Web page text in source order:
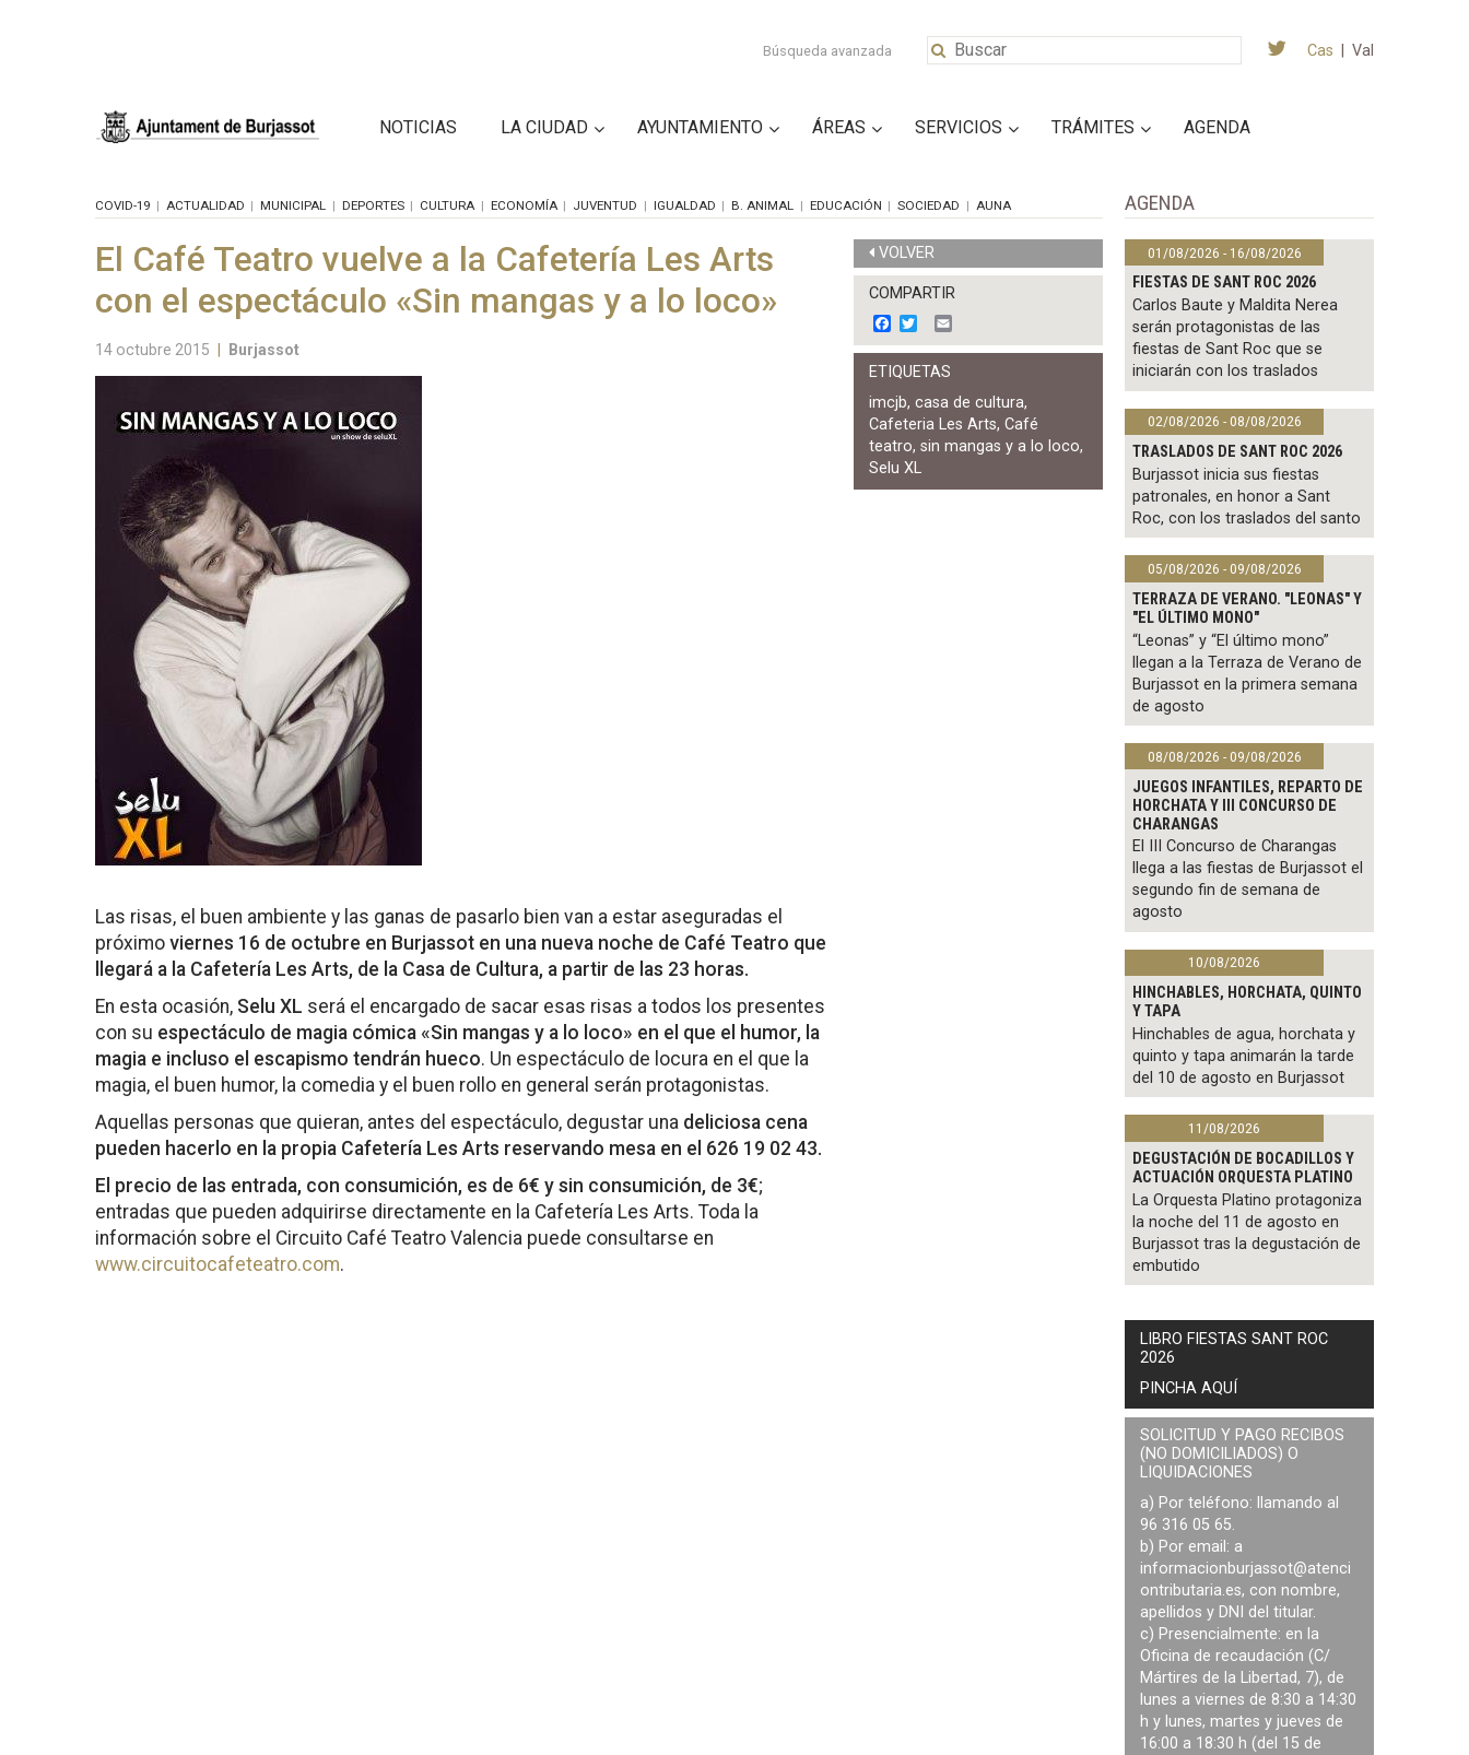
Búsqueda avanzada Cas Val
NOTICIAS LA CIUDAD AYUNTAMIENTO ÁREAS SERVICIOS TRÁMITES AGENDA
COVID-19 ACTUALIDAD MUNICIPAL DEPORTES CULTURA ECONOMÍA JUVENTUD IGUALDAD B. ANIMAL EDUCACIÓN SOCIEDAD AUNA
El Café Teatro vuelve a la Cafetería Les Arts
con el espectáculo «Sin mangas y a lo loco»
14 octubre 2015 Burjassot
Las risas, el buen ambiente y las ganas de pasarlo bien van a estar aseguradas el
próximo viernes 16 de octubre en Burjassot en una nueva noche de Café Teatro que
llegará a la Cafetería Les Arts, de la Casa de Cultura, a partir de las 23 horas.
En esta ocasión, Selu XL será el encargado de sacar esas risas a todos los presentes
con su espectáculo de magia cómica «Sin mangas y a lo loco» en el que el humor, la
magia e incluso el escapismo tendrán hueco. Un espectáculo de locura en el que la
magia, el buen humor, la comedia y el buen rollo en general serán protagonistas.
Aquellas personas que quieran, antes del espectáculo, degustar una deliciosa cena
pueden hacerlo en la propia Cafetería Les Arts reservando mesa en el 626 19 02 43.
El precio de las entrada, con consumición, es de 6€ y sin consumición, de 3€;
entradas que pueden adquirirse directamente en la Cafetería Les Arts. Toda la
información sobre el Circuito Café Teatro Valencia puede consultarse en
www.circuitocafeteatro.com.
VOLVER
COMPARTIR
F
a
c
e
b
o
o
k
w
i
t
e
r
m
a
ETIQUETAS
imcjb,casa de cultura,
Cafeteria Les Arts,Café
teatro,sin mangas y a lo loco,
Selu XL
AGENDA
01/08/2026 - 16/08/2026
FIESTAS DE SANT ROC 2026
Carlos Baute y Maldita Nerea
serán protagonistas de las
fiestas de Sant Roc que se
iniciarán con los traslados
02/08/2026 - 08/08/2026
TRASLADOS DE SANT ROC 2026
Burjassot inicia sus fiestas
patronales, en honor a Sant
Roc, con los traslados del santo
05/08/2026 - 09/08/2026
TERRAZA DE VERANO. "LEONAS" Y
"EL ÚLTIMO MONO"
“Leonas” y “El último mono”
llegan a la Terraza de Verano de
Burjassot en la primera semana
de agosto
08/08/2026 - 09/08/2026
JUEGOS INFANTILES, REPARTO DE
HORCHATA Y III CONCURSO DE
CHARANGAS
El III Concurso de Charangas
llega a las fiestas de Burjassot el
segundo fin de semana de
agosto
10/08/2026
HINCHABLES, HORCHATA, QUINTO
Y TAPA
Hinchables de agua, horchata y
quinto y tapa animarán la tarde
del 10 de agosto en Burjassot
11/08/2026
DEGUSTACIÓN DE BOCADILLOS Y
ACTUACIÓN ORQUESTA PLATINO
La Orquesta Platino protagoniza
la noche del 11 de agosto en
Burjassot tras la degustación de
embutido
LIBRO FIESTAS SANT ROC
2026
PINCHA AQUÍ
SOLICITUD Y PAGO RECIBOS
(NO DOMICILIADOS) O
LIQUIDACIONES
a) Por teléfono: llamando al
96 316 05 65.
b) Por email: a
informacionburjassot@atenci
ontributaria.es, con nombre,
apellidos y DNI del titular.
c) Presencialmente: en la
Oficina de recaudación (C/
Mártires de la Libertad, 7), de
lunes a viernes de 8:30 a 14:30
h y lunes, martes y jueves de
16:00 a 18:30 h (del 15 de